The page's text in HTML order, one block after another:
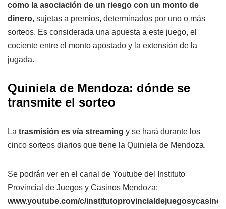
como la asociación de un riesgo con un monto de
dinero, sujetas a premios, determinados por uno o más
sorteos. Es considerada una apuesta a este juego, el
cociente entre el monto apostado y la extensión de la
jugada.
Quiniela de Mendoza: dónde se
transmite el sorteo
La trasmisión es vía streaming y se hará durante los
cinco sorteos diarios que tiene la Quiniela de Mendoza.
Se podrán ver en el canal de Youtube del Instituto
Provincial de Juegos y Casinos Mendoza:
www.youtube.com/c/